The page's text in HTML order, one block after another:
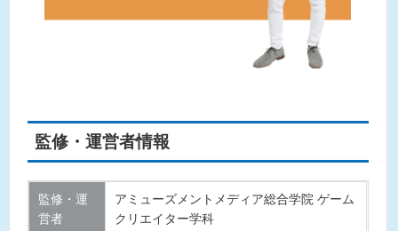
監修・運営者情報
監修・運
営者
アミューズメントメディア総合学院 ゲーム
クリエイター学科